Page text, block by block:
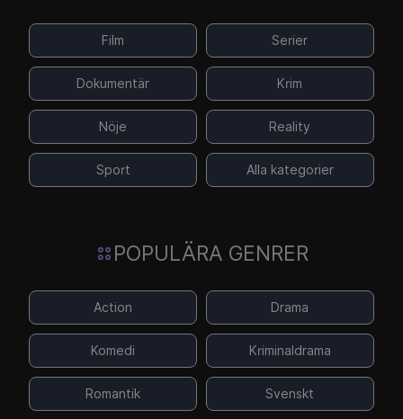
Film Serier
Dokumentär Krim
Nöje Reality
Sport Alla kategorier
POPULÄRA GENRER
Action Drama
Komedi Kriminaldrama
Romantik Svenskt